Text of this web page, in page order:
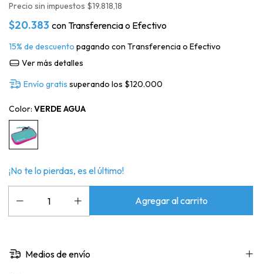
Precio sin impuestos $19.818,18
$20.383 conTransferencia o Efectivo
15% de descuento pagando con Transferencia o Efectivo
Ver más detalles
Envío gratis superando los $120.000
Color: VERDE AGUA
¡No te lo pierdas, es el último!
Medios de envío